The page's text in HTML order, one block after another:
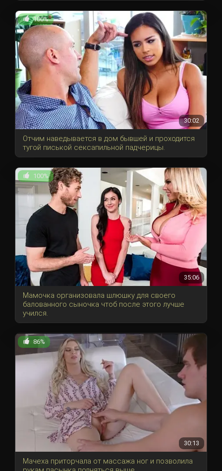
100%
30:02
Отчим наведывается в дом бывшей и проходится
тугой писькой сексапильной падчерицы.
100%
35:06
Мамочка организовала шлюшку для своего
балованного сыночка чтоб после этого лучше
учился.
86%
30:13
Мачеха приторчала от массажа ног и позволила